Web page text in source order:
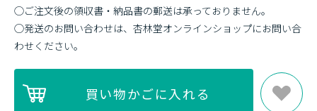
◯ご注文後の領収書・納品書の郵送は承っておりません。
◯発送のお問い合わせは、杏林堂オンラインショップにお問い合
わせください。